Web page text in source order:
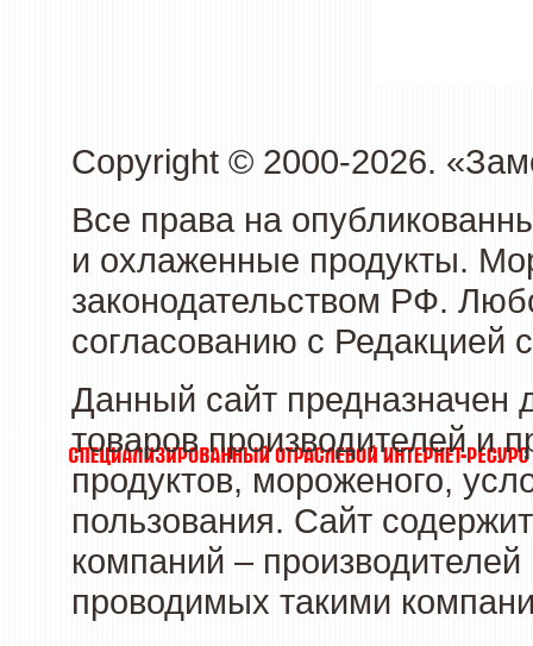
Copyright © 2000-2026.
Все права на
и охлаженные продукты.
законодательством РФ.
согласованию с Редакцией
Данный сайт предназначен
товаров производителей и
продуктов, мороженого,
пользования. Сайт
компаний –
проводимых такими